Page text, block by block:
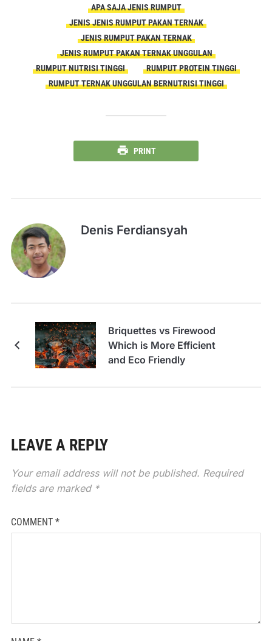
APA SAJA JENIS RUMPUT
JENIS JENIS RUMPUT PAKAN TERNAK
JENIS RUMPUT PAKAN TERNAK
JENIS RUMPUT PAKAN TERNAK UNGGULAN
RUMPUT NUTRISI TINGGI
RUMPUT PROTEIN TINGGI
RUMPUT TERNAK UNGGULAN BERNUTRISI TINGGI
PRINT
Denis Ferdiansyah
Briquettes vs Firewood
Which is More Efficient
and Eco Friendly
LEAVE A REPLY
Your email address will not be published. Required
fields are marked *
COMMENT *